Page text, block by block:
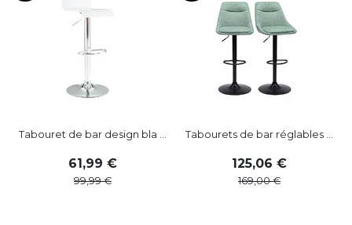
Tabouret de bar design bla ...
61,99
99,99
Tabourets de bar réglables ...
125,06
169,00